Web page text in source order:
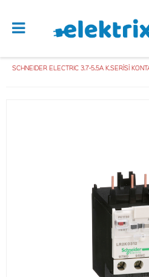
SCHNEIDER ELECTRIC 3.7-5.5A K.SERİSİ